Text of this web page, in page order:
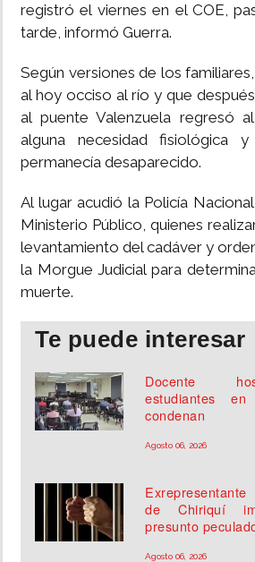
registró el viernes en el COE,
tarde, informó Guerra.
Según versiones de los
al hoy occiso al río y que
al puente Valenzuela regresó
alguna necesidad fisiológica
permanecía desaparecido.
Al lugar acudió la Policía
Ministerio Público, quienes
levantamiento del cadáver y
la Morgue Judicial para
muerte.
Te puede interesar
Docente
estudiantes
condenan
Agosto 06, 2026
de Chiriquí
presunto
Agosto 06, 2026